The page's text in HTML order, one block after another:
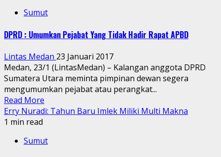
Sumut
DPRD : Umumkan Pejabat Yang Tidak Hadir Rapat APBD
Lintas Medan 23 Januari 2017
Medan, 23/1 (LintasMedan) – Kalangan anggota DPRD
Sumatera Utara meminta pimpinan dewan segera
mengumumkan pejabat atau perangkat...
Read More
Erry Nuradi: Tahun Baru Imlek Miliki Multi Makna
1 min read
Sumut